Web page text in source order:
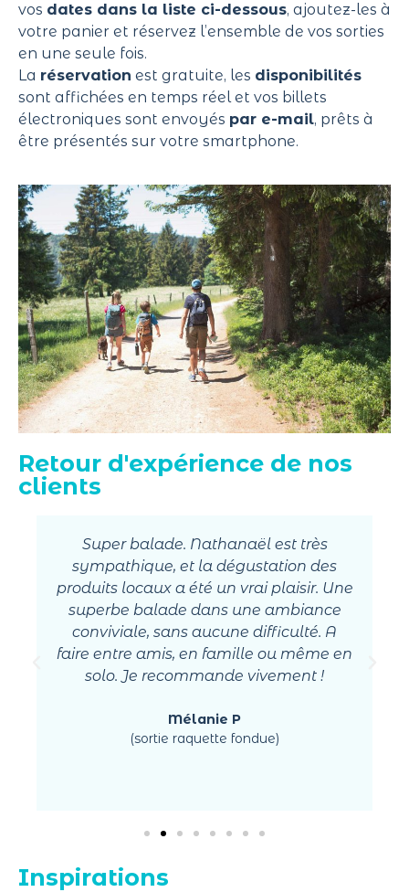
vos dates dans la liste ci-dessous, ajoutez-les à
votre panier et réservez l’ensemble de vos sorties
en une seule fois.
La réservation est gratuite, les disponibilités
sont affichées en temps réel et vos billets
électroniques sont envoyés par e-mail, prêts à
être présentés sur votre smartphone.
Retour d'expérience de nos
clients
Super balade. Nathanaël est très
sympathique, et la dégustation des
produits locaux a été un vrai plaisir. Une
superbe balade dans une ambiance
conviviale, sans aucune difficulté. A
faire entre amis, en famille ou même en
solo. Je recommande vivement !
Mélanie P
(sortie raquette fondue)
Inspirations